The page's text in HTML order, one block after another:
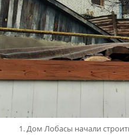
1. Дом Лобасы начали